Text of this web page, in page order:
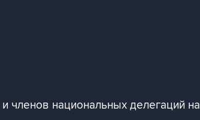
членов национальных делегаций на